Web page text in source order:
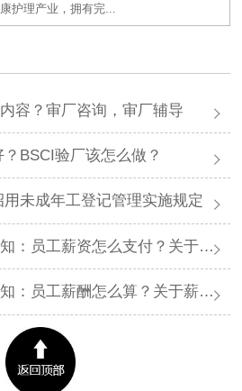
护理产业，拥有完...
容？审厂咨询，审厂辅导
BSCI验厂该怎么做？
未成年工登记管理实施规定
怎么支付？关于薪资支付有哪些规定呢？
薪酬怎么算？关于薪酬有哪些规定呢？​